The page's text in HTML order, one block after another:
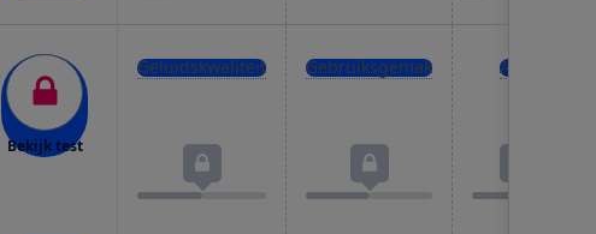
Bekijk test
Geluidskwaliteit Gebruiksgemak Accu